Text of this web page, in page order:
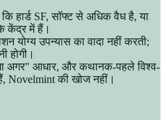
हार्ड SF, सॉफ्ट से अधिक वैध है, या
केंद्र में हैं।
उपन्यास का वादा नहीं करती;
होगी।
अगर" आधार, और कथानक-पहले विश्व-
हैं, Novelmint की खोज नहीं।